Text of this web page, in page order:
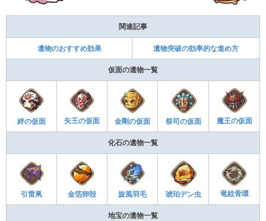
関連記事
遺物のおすすめ効果 遺物突破の効率的な進め方
仮面の遺物一覧
絆の仮面 矢王の仮面 金剛の仮面 祭司の仮面 魔王の仮面
化石の遺物一覧
引雷凧 金箔卵殻 旋風羽毛 琥珀デン虫 竜紋骨環
地宝の遺物一覧